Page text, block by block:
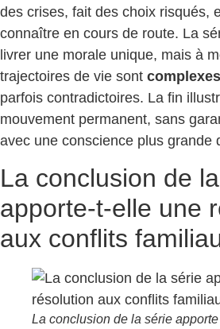
des crises, fait des choix risqués,
connaître en cours de route. La
livrer une morale unique, mais à
trajectoires de vie sont
parfois contradictoires. La fin
mouvement permanent, sans
avec une conscience plus grande
La conclusion de
apporte-t-elle une
aux conflits
La conclusion de la série